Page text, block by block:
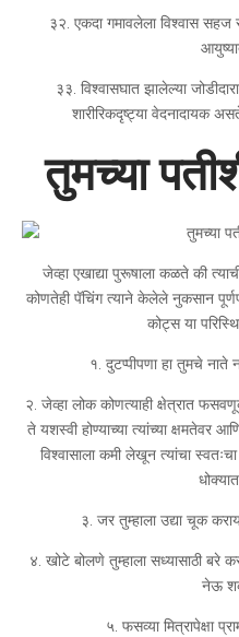
३२. एकदा गमावलेला विश्वास सहज
३३. विश्वासघात झालेल्या
शारीरिकदृष्ट्या वेदनादायक
तुमच्या
जेव्हा एखाद्या पुरूषाला कळते की
कोणतेही पॅचिंग त्याने केलेले नुकसान
कोट्स या
१. दुटप्पीपणा हा तुमचे नाते
२. जेव्हा लोक कोणत्याही क्षेत्रात
ते यशस्वी होण्याच्या त्यांच्या क्षमतेवर
विश्वासाला कमी लेखून त्यांचा
३. जर तुम्हाला उद्या चूक
४. खोटे बोलणे तुम्हाला सध्यासाठी
नेऊ
५. फसव्या मित्रापेक्षा